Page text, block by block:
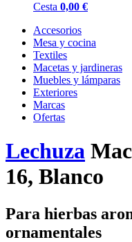
Cesta 0,00 €
Accesorios
Mesa y cocina
Textiles
Macetas y jardineras
Muebles y lámparas
Exteriores
Marcas
Ofertas
Lechuza
16, Blanco
Para hierbas
ornamentales